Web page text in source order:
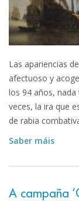
Las apariencias
afectuoso y
los 94 años,
veces, la ira que
de rabia
Saber máis
A campaña